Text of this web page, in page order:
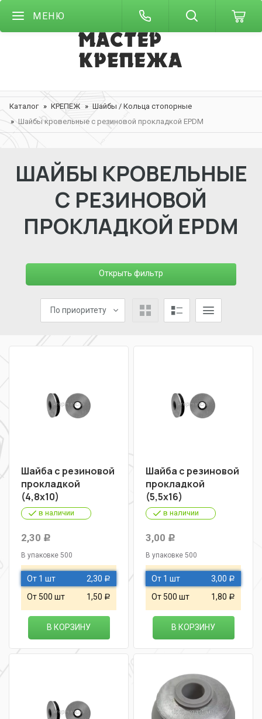
МЕНЮ
Каталог КРЕПЕЖ
Шайбы / Кольца стопорные
Шайбы кровельные с резиновой прокладкой EPDM
ШАЙБЫ КРОВЕЛЬНЫЕ
С РЕЗИНОВОЙ
ПРОКЛАДКОЙ EPDM
Открыть фильтр
По приоритету
Шайба с резиновой
прокладкой
(4,8х10)
в наличии
2,30 Р
В упаковке 500
От 1 шт 2,30 Р
От 500 шт 1,50 Р
В КОРЗИНУ
Шайба с резиновой
прокладкой
(5,5х16)
в наличии
3,00 Р
В упаковке 500
От 1 шт 3,00 Р
От 500 шт 1,80 Р
В КОРЗИНУ